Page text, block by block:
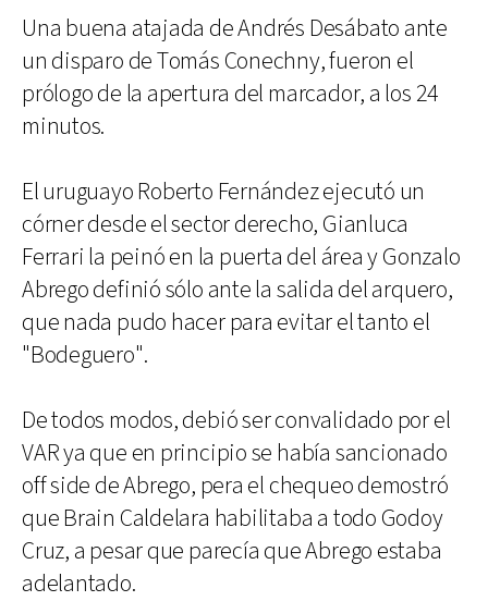
Una buena atajada de Andrés Desábato ante
un disparo de Tomás Conechny, fueron el
prólogo de la apertura del marcador, a los 24
minutos.
El uruguayo Roberto Fernández ejecutó un
córner desde el sector derecho, Gianluca
Ferrari la peinó en la puerta del área y Gonzalo
Abrego definió sólo ante la salida del arquero,
que nada pudo hacer para evitar el tanto el
"Bodeguero".
De todos modos, debió ser convalidado por el
VAR ya que en principio se había sancionado
off side de Abrego, pera el chequeo demostró
que Brain Caldelara habilitaba a todo Godoy
Cruz, a pesar que parecía que Abrego estaba
adelantado.